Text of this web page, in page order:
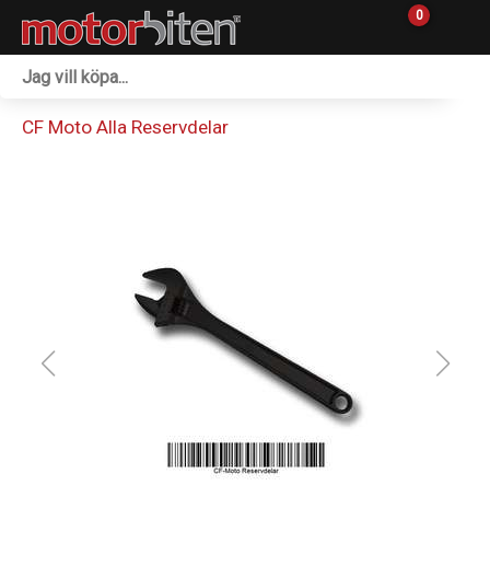
0
Reservdelar
Sprängskisser
CF Moto Alla Reservdelar